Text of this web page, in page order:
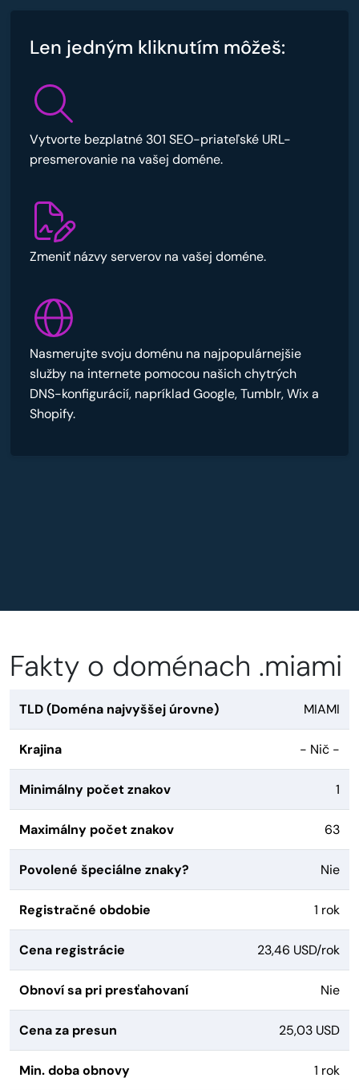
Len jedným kliknutím môžeš:
Vytvorte bezplatné 301 SEO-priateľské URL-
presmerovanie na vašej doméne.
Zmeniť názvy serverov na vašej doméne.
Nasmerujte svoju doménu na najpopulárnejšie
služby na internete pomocou našich chytrých
DNS-konfigurácií, napríklad Google, Tumblr, Wix a
Shopify.
Fakty o doménach .miami
TLD (Doména najvyššej úrovne) MIAMI
Krajina - Nič -
Minimálny počet znakov 1
Maximálny počet znakov 63
Povolené špeciálne znaky? Nie
Registračné obdobie 1 rok
Cena registrácie 23,46 USD/rok
Obnoví sa pri presťahovaní Nie
Cena za presun 25,03 USD
Min. doba obnovy 1 rok